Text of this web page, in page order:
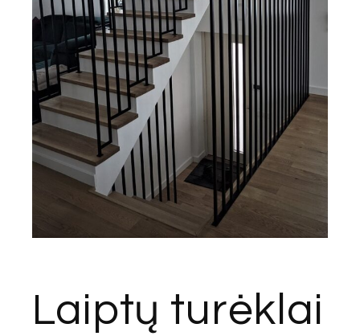
Laiptų turėklai